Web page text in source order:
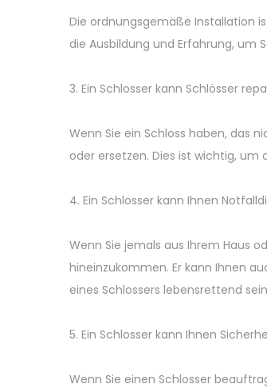
Die ordnungsgemäße Installation
die Ausbildung und Erfahrung, um
3. Ein Schlosser kann Schlösser
Wenn Sie ein Schloss haben, das
oder ersetzen. Dies ist wichtig, um
4. Ein Schlosser kann Ihnen
Wenn Sie jemals aus Ihrem Haus
hineinzukommen. Er kann Ihnen
eines Schlossers lebensrettend
5. Ein Schlosser kann Ihnen
Wenn Sie einen Schlosser